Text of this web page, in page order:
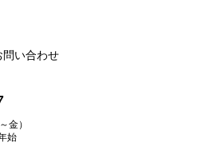
問い合わせ
金）
始